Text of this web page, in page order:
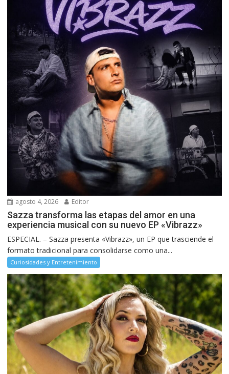
agosto 4, 2026 Editor
Sazza transforma las etapas del amor en una
experiencia musical con su nuevo EP «Vibrazz»
ESPECIAL. – Sazza presenta «Vibrazz», un EP que trasciende el
formato tradicional para consolidarse como una...
Curiosidades y Entretenimiento